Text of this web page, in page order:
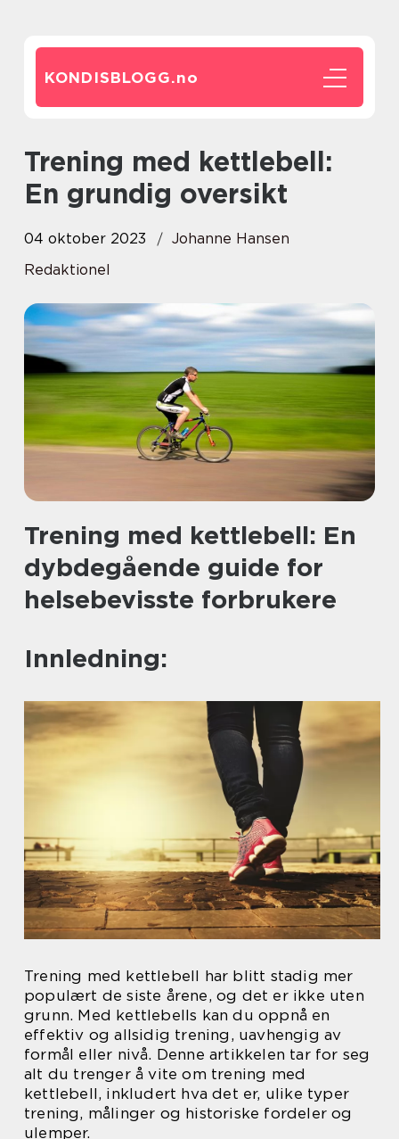
KONDISBLOGG.no
Trening med kettlebell:
En grundig oversikt
04 oktober 2023
Johanne Hansen
Redaktionel
Trening med kettlebell: En
dybdegående guide for
helsebevisste forbrukere
Innledning:
Trening med kettlebell har blitt stadig mer
populært de siste årene, og det er ikke uten
grunn. Med kettlebells kan du oppnå en
effektiv og allsidig trening, uavhengig av
formål eller nivå. Denne artikkelen tar for seg
alt du trenger å vite om trening med
kettlebell, inkludert hva det er, ulike typer
trening, målinger og historiske fordeler og
ulemper.